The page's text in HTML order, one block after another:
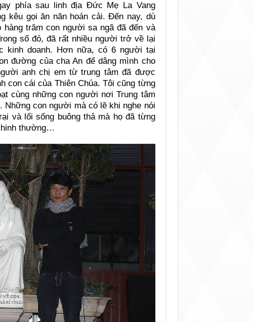
phía sau linh địa Đức Mẹ La Vang
kêu gọi ăn năn hoán cải. Đến nay, dù
trăm con người sa ngã đã đến và
số đó, đã rất nhiều người trở về lại
kinh doanh. Hơn nữa, có 6 người tại
đường của cha An để dâng mình cho
anh chị em từ trung tâm đã được
con cái của Thiên Chúa. Tôi cũng từng
cùng những con người nơi Trung tâm
Những con người mà có lẽ khi nghe nói
và lối sống buông thả mà họ đã từng
thường…